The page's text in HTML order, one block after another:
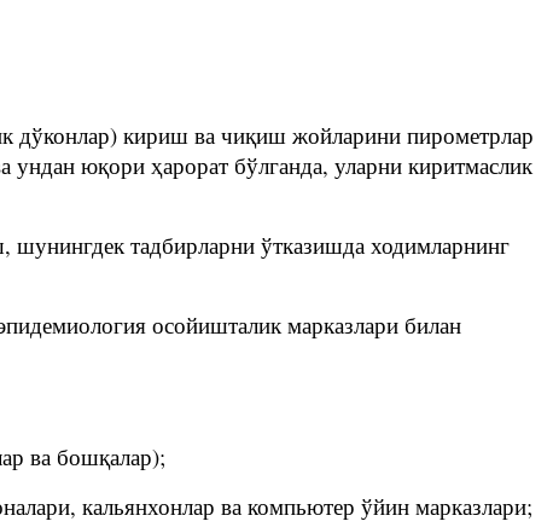
дўконлар) кириш ва чиқиш жойларини пирометрлар
ундан юқори ҳарорат бўлганда, уларни киритмаслик
тадбирларни ўтказишда ходимларнинг
осойишталик марказлари билан
ва бошқалар);
кальянхонлар ва компьютер ўйин марказлари;